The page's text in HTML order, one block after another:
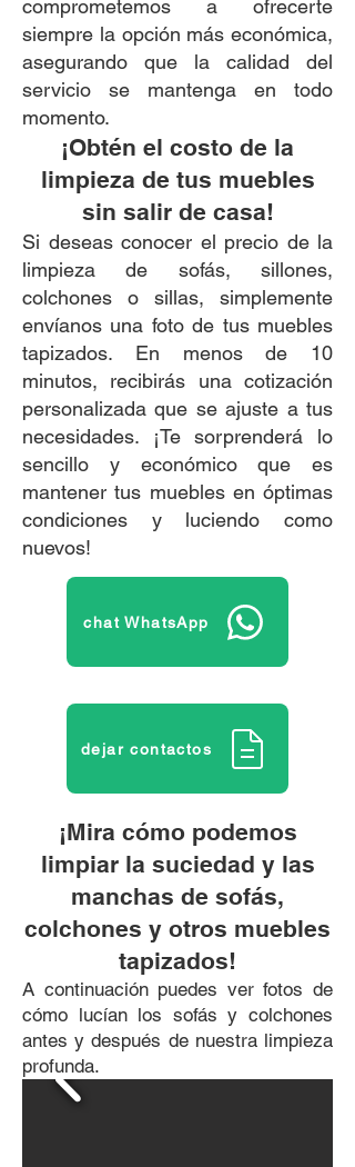
comprometemos a ofrecerte
siempre la opción más económica,
asegurando que la calidad del
servicio se mantenga en todo
momento.
¡Obtén el costo de la
limpieza de tus muebles
sin salir de casa!
Si deseas conocer el precio de la
limpieza de sofás, sillones,
colchones o sillas, simplemente
envíanos una foto de tus muebles
tapizados. En menos de 10
minutos, recibirás una cotización
personalizada que se ajuste a tus
necesidades. ¡Te sorprenderá lo
sencillo y económico que es
mantener tus muebles en óptimas
condiciones y luciendo como
nuevos!
chat WhatsApp
dejar contactos
¡Mira cómo podemos
limpiar la suciedad y las
manchas de sofás,
colchones y otros muebles
tapizados!
A continuación puedes ver fotos de
cómo lucían los sofás y colchones
antes y después de nuestra limpieza
profunda.